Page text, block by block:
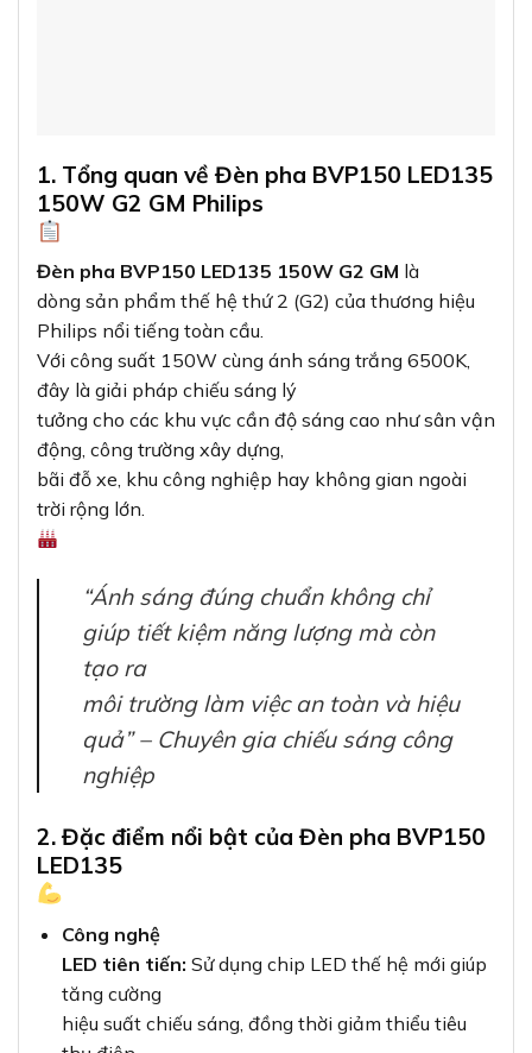
“Ánh sáng đúng chuẩn không chỉ
giúp tiết kiệm năng lượng mà còn
môi trường làm việc an toàn và hiệu
quả” – Chuyên gia chiếu sáng công
nghiệp
2. Đặc điểm nổi bật của Đèn pha BVP150
LED135
Công nghệ
hiệu suất chiếu sáng, đồng thời giảm thiểu tiêu
thụ điện
năng.
Ánh sáng
trắng 6500K: Mang lại độ sáng cao, rõ nét, tương
tự ánh sáng
ban ngày, phù hợp cho các khu vực cần tầm nhìn
nước tuyệt vời,
đảm bảo hoạt động ổn định trong mọi điều kiện
thời tiết khắc nghiệt.